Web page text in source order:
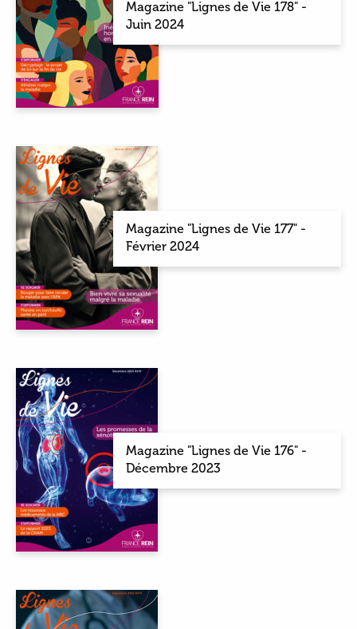
Magazine "Lignes de Vie 178" -
Juin 2024
Magazine "Lignes de Vie 177" -
Février 2024
Magazine "Lignes de Vie 176" -
Décembre 2023